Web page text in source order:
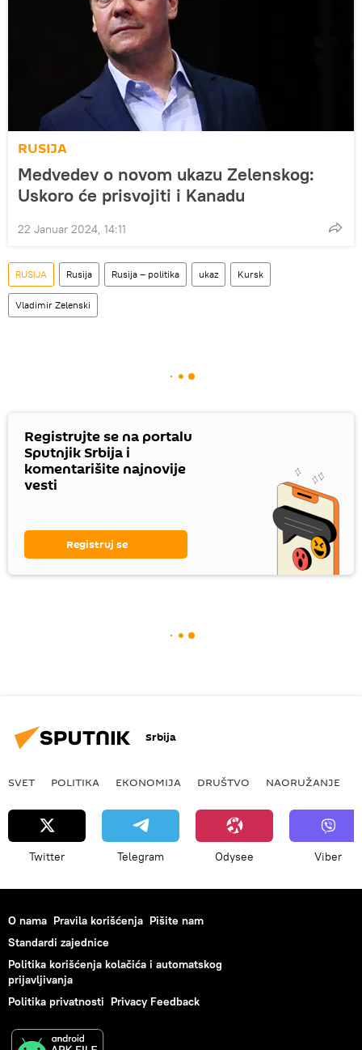
RUSIJA
Medvedev o novom ukazu Zelenskog:
Uskoro će prisvojiti i Kanadu
22 Januar 2024, 14:11
RUSIJA Rusija Rusija – politika ukaz Kursk
Vladimir Zelenski
Registrujte se na portalu
Sputnjik Srbija i
komentarišite najnovije
vesti
Registruj se
Srbija
SVET POLITIKA EKONOMIJA DRUŠTVO NAORUŽANJE
Twitter Telegram Odysee Viber
O nama Pravila korišćenja Pišite nam
Standardi zajednice
Politika korišćenja kolačića i automatskog
prijavljivanja
Politika privatnosti Privacy Feedback